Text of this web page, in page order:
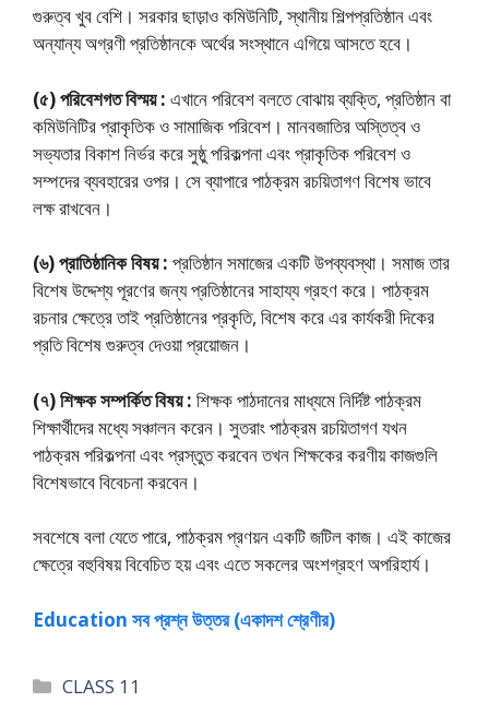
গুরুত্ব খুব বেশি। সরকার ছাড়াও কমিউনিটি, স্থানীয় শিল্পপ্রতিষ্ঠান এবং
অন্যান্য অগ্রণী প্রতিষ্ঠানকে অর্থের সংস্থানে এগিয়ে আসতে হবে।
(৫) পরিবেশগত বিস্ময় : এখানে পরিবেশ বলতে বােঝায় ব্যক্তি, প্রতিষ্ঠান বা
কমিউনিটির প্রাকৃতিক ও সামাজিক পরিবেশ। মানবজাতির অস্তিত্ব ও
সভ্যতার বিকাশ নির্ভর করে সুষ্ঠু পরিকল্পনা এবং প্রাকৃতিক পরিবেশ ও
সম্পদের ব্যবহারের ওপর। সে ব্যাপারে পাঠক্রম রচয়িতাগণ বিশেষ ভাবে
লক্ষ রাখবেন।
(৬) প্রাতিষ্ঠানিক বিষয় : প্রতিষ্ঠান সমাজের একটি উপব্যবস্থা। সমাজ তার
বিশেষ উদ্দেশ্য পূরণের জন্য প্রতিষ্ঠানের সাহায্য গ্রহণ করে। পাঠক্রম
রচনার ক্ষেত্রে তাই প্রতিষ্ঠানের প্রকৃতি, বিশেষ করে এর কার্যকরী দিকের
প্রতি বিশেষ গুরুত্ব দেওয়া প্রয়ােজন।
(৭) শিক্ষক সম্পর্কিত বিষয় : শিক্ষক পাঠদানের মাধ্যমে নির্দিষ্ট পাঠক্রম
শিক্ষার্থীদের মধ্যে সঞ্চালন করেন। সুতরাং পাঠক্রম রচয়িতাগণ যখন
পাঠক্রম পরিকল্পনা এবং প্রস্তুত করবেন তখন শিক্ষকের করণীয় কাজগুলি
বিশেষভাবে বিবেচনা করবেন।
সবশেষে বলা যেতে পারে, পাঠক্রম প্রণয়ন একটি জটিল কাজ। এই কাজের
ক্ষেত্রে বহুবিষয় বিবেচিত হয় এবং এতে সকলের অংশগ্রহণ অপরিহার্য।
Education সব প্রশ্ন উত্তর (একাদশ শ্রেণীর)
Categories
CLASS 11